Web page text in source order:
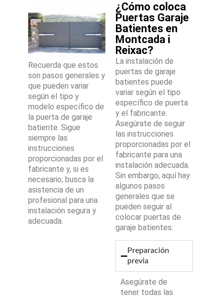
Recuerda que estos
son pasos generales y
que pueden variar
según el tipo y
modelo específico de
la puerta de garaje
batiente. Sigue
siempre las
instrucciones
proporcionadas por el
fabricante y, si es
necesario, busca la
asistencia de un
profesional para una
instalación segura y
adecuada.
¿Cómo coloca
Puertas Garaje
Batientes en
Montcada i
Reixac?
La instalación de
puertas de garaje
batientes puede
variar según el tipo
específico de puerta
y el fabricante.
Asegúrate de seguir
las instrucciones
proporcionadas por el
fabricante para una
instalación adecuada.
Sin embargo, aquí hay
algunos pasos
generales que se
pueden seguir al
colocar puertas de
garaje batientes:
Preparación
previa
Asegúrate de
tener todas las